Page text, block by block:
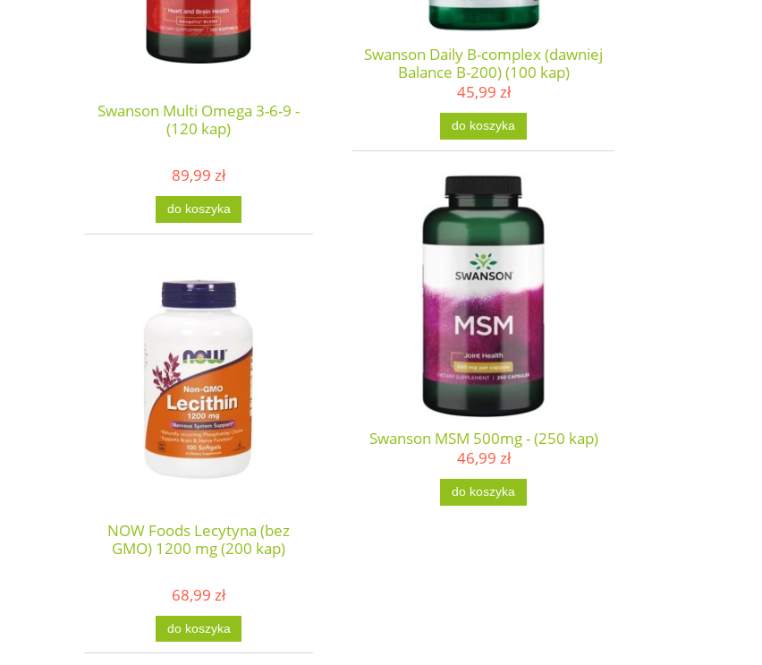
Swanson Multi Omega 3-6-9 -
(120 kap)
89,99 zł
do koszyka
NOW Foods Lecytyna (bez
GMO) 1200 mg (200 kap)
68,99 zł
do koszyka
Swanson Daily B-complex (dawniej
Balance B-200) (100 kap)
45,99 zł
do koszyka
Swanson MSM 500mg - (250 kap)
46,99 zł
do koszyka